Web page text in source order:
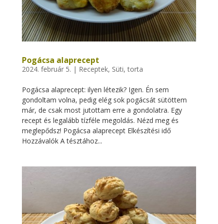
Pogácsa alaprecept
2024. február 5. | Receptek, Süti, torta
Pogácsa alaprecept: ilyen létezik? Igen. Én sem
gondoltam volna, pedig elég sok pogácsát sütöttem
már, de csak most jutottam erre a gondolatra. Egy
recept és legalább tízféle megoldás. Nézd meg és
meglepődsz! Pogácsa alaprecept Elkészítési idő
Hozzávalók A tésztához...